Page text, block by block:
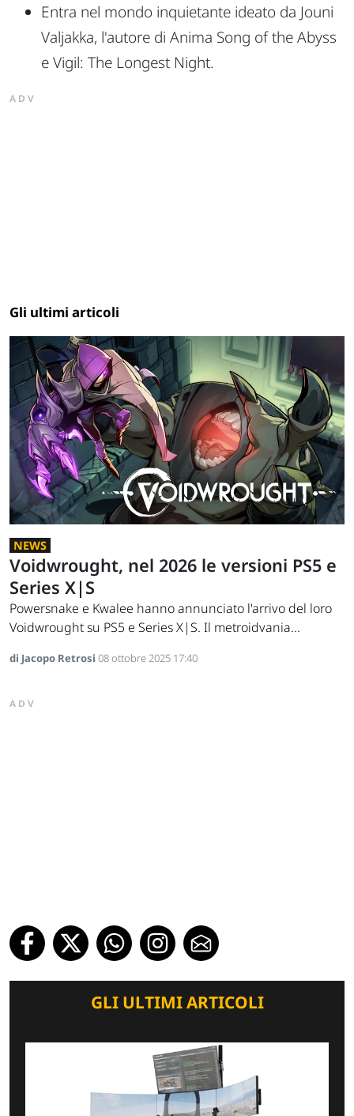
Entra nel mondo inquietante ideato da Jouni
Valjakka, l'autore di Anima Song of the Abyss
e Vigil: The Longest Night.
ADV
Gli ultimi articoli
NEWS
Voidwrought, nel 2026 le versioni PS5 e
Series X|S
Powersnake e Kwalee hanno annunciato l'arrivo del loro
Voidwrought su PS5 e Series X|S. Il metroidvania...
di Jacopo Retrosi 08 ottobre 2025 17:40
ADV
GLI ULTIMI ARTICOLI